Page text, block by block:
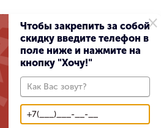
×
Чтобы закрепить за собой
скидку введите телефон в
поле ниже и нажмите на
кнопку "Хочу!"